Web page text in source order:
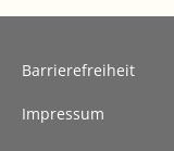
Barrierefreiheit
Impressum